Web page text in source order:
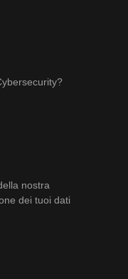
nostra
dei tuoi dati